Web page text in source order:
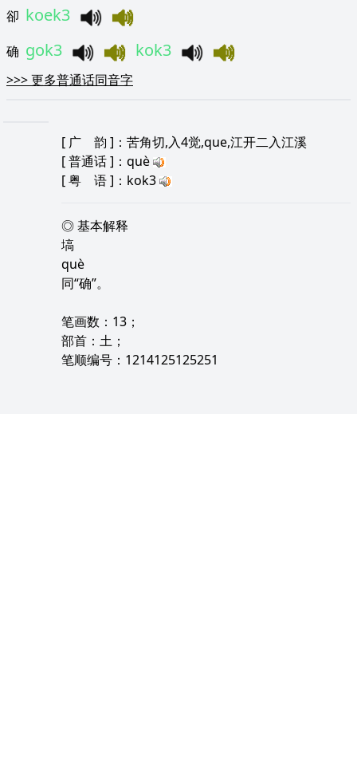
卻 koek3
确 gok3 kok3
>>>更多普通话同音字
[ 广 韵 ]：苦角切,入4觉,que,江开二入江溪
[普通话]：què
[粤 语]：kok3
◎ 基本解释
塙
què
同“确”。
笔画数：13；
部首：土；
笔顺编号：1214125125251